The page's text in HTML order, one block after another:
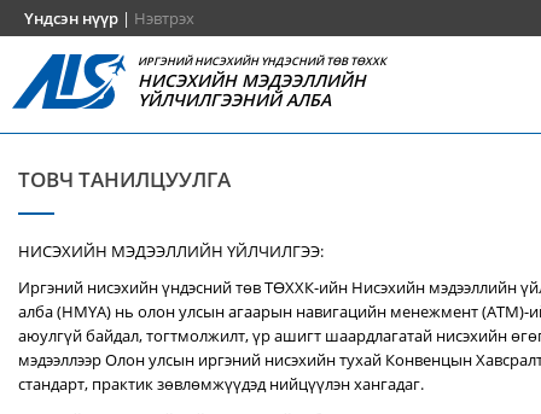
Үндсэн нүүр | Нэвтрэх
ИРГЭНИЙ НИСЭХИЙН ҮНДЭСНИЙ ТӨВ ТӨХХК
НИСЭХИЙН МЭДЭЭЛЛИЙН
ҮЙЛЧИЛГЭЭНИЙ АЛБА
ТОВЧ ТАНИЛЦУУЛГА
НИСЭХИЙН МЭДЭЭЛЛИЙН ҮЙЛЧИЛГЭЭ:
Иргэний нисэхийн үндэсний төв ТӨХХК-ийн Нисэхийн мэдээллийн
алба (НМҮА) нь олон улсын агаарын навигацийн менежмент (ATM)-
аюулгүй байдал, тогтмолжилт, үр ашигт шаардлагатай нисэхийн
мэдээллээр Олон улсын иргэний нисэхийн тухай Конвенцын
стандарт, практик зөвлөмжүүдэд нийцүүлэн хангадаг.